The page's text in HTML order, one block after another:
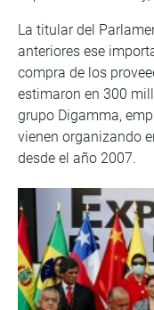
La titular del
anteriores ese
compra de los
estimaron en 300
grupo Digamma,
vienen organizando
desde el año 2007.